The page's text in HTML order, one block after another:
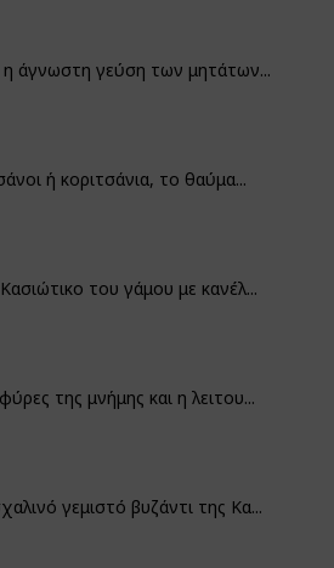
η άγνωστη γεύση των μητάτων...
ή κοριτσάνια, το θαύμα...
του γάμου με κανέλ...
της μνήμης και η λειτου...
γεμιστό βυζάντι της Κα...